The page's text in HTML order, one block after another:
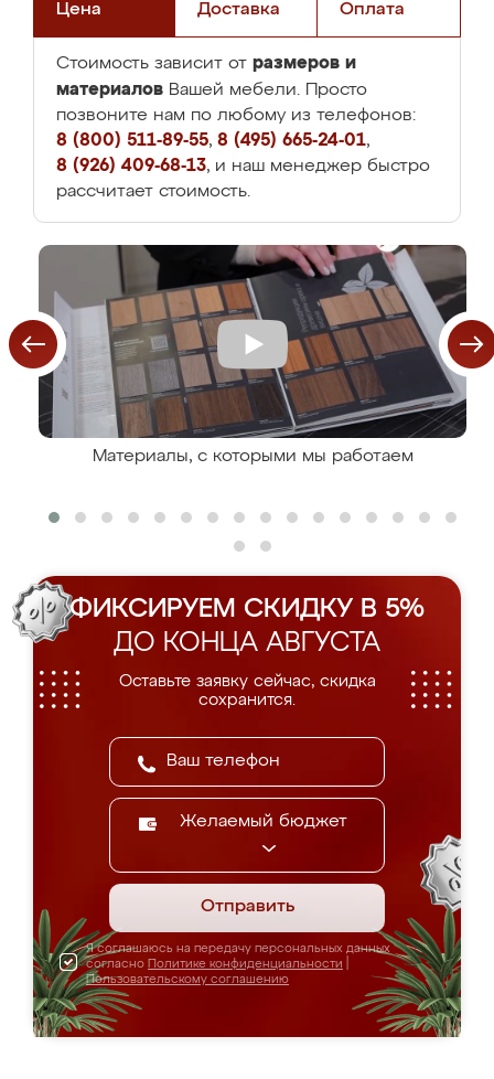
Цена Доставка Оплата
Стоимость зависит от размеров и
материалов Вашей мебели. Просто
позвоните нам по любому из телефонов:
8 (800) 511-89-55, 8 (495) 665-24-01,
8 (926) 409-68-13, и наш менеджер быстро
рассчитает стоимость.
Материалы, с которыми мы работаем
ФИКСИРУЕМ СКИДКУ В 5%
ДО КОНЦА АВГУСТА
Оставьте заявку сейчас, скидка
сохранится.
Желаемый бюджет
Отправить
Я соглашаюсь на передачу персональных данных
согласно Политике конфиденциальности
Пользовательскому соглашению